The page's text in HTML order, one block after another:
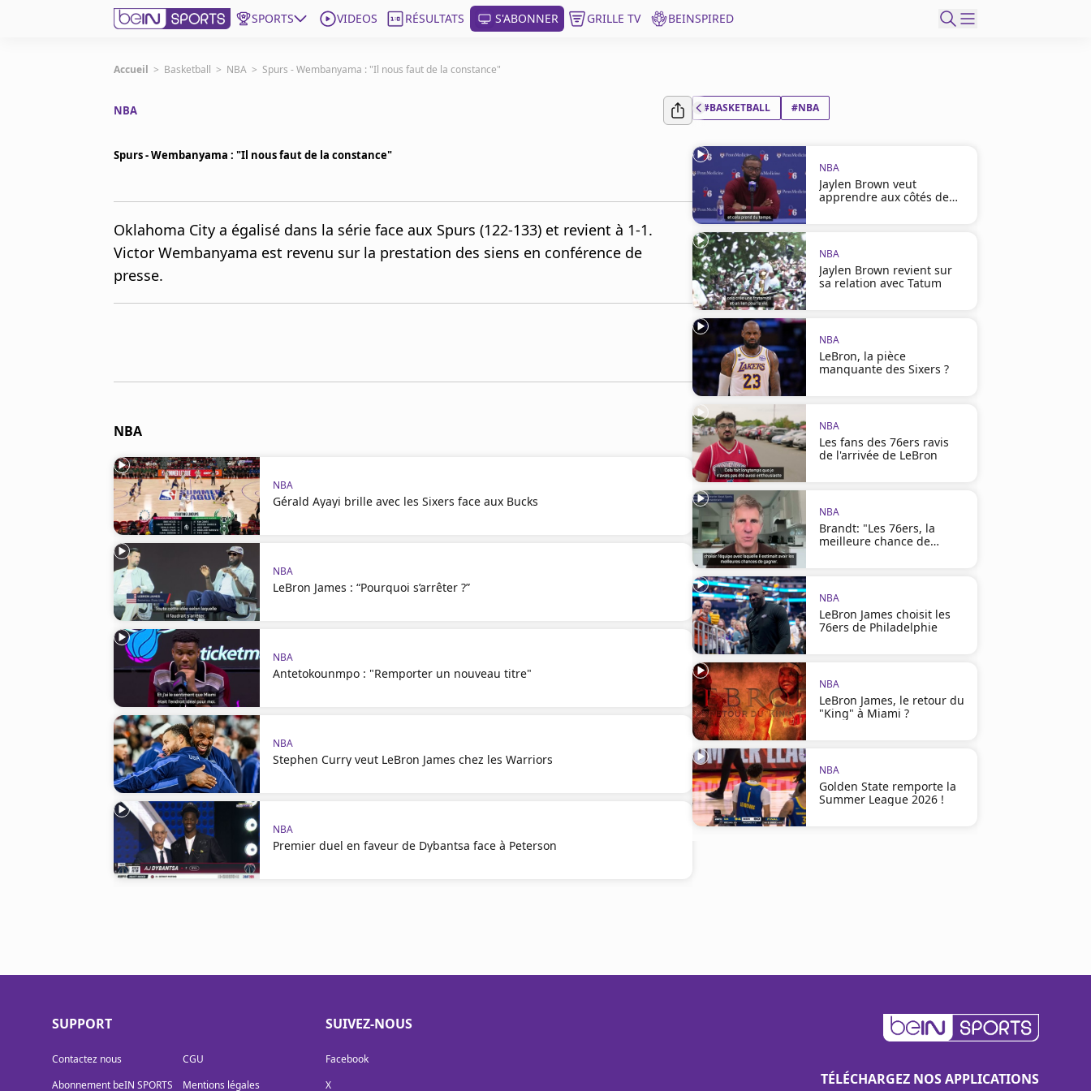
SPORTS VIDEOS RÉSULTATS S'ABONNER GRILLE TV BEINSPIRED
beIN SPORTS CONNECT
Gérer les notifications
Contactez nous
Accueil > Basketball > NBA > Spurs - Wembanyama : "Il nous faut de la constance"
NBA
Spurs - Wembanyama : "Il nous faut de la constance"
Oklahoma City a égalisé dans la série face aux Spurs (122-133) et revient à 1-1.
Victor Wembanyama est revenu sur la prestation des siens en conférence de
presse.
NBA
NBA
Gérald Ayayi brille avec les Sixers face aux Bucks
NBA
LeBron James : “Pourquoi s’arrêter ?”
NBA
Antetokounmpo : "Remporter un nouveau titre"
NBA
Stephen Curry veut LeBron James chez les Warriors
NBA
Premier duel en faveur de Dybantsa face à Peterson
#BASKETBALL #NBA
NBA
Jaylen Brown veut
apprendre aux côtés de
NBA
Jaylen Brown revient sur
sa relation avec Tatum
NBA
LeBron, la pièce
manquante des Sixers ?
NBA
Les fans des 76ers ravis
de l'arrivée de LeBron
NBA
Brandt: "Les 76ers, la
meilleure chance de
NBA
LeBron James choisit les
76ers de Philadelphie
NBA
LeBron James, le retour du
"King" à Miami ?
NBA
Golden State remporte la
Summer League 2026 !
SUPPORT
Contactez nous
Abonnement beIN SPORTS
CGU
Mentions légales
SUIVEZ-NOUS
Facebook
X
TÉLÉCHARGEZ NOS APPLICATIONS